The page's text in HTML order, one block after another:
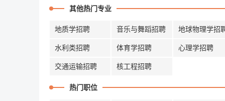
其他热门专业
地质学招聘 音乐与舞蹈招聘 地球物理学招
水利类招聘 体育学招聘 心理学招聘
交通运输招聘 核工程招聘
热门职位